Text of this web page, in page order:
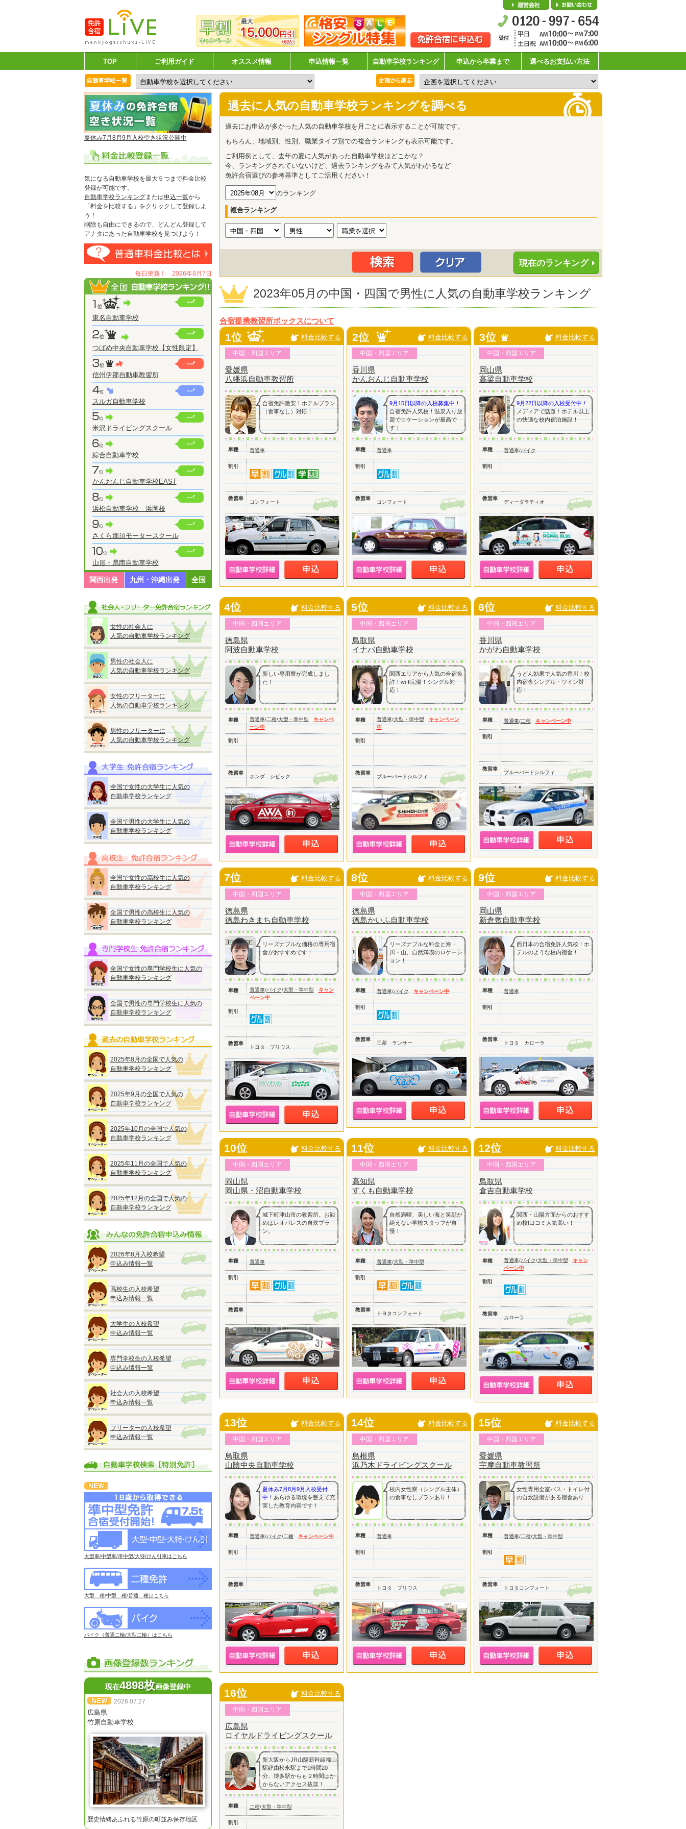
会社概要
TOP ご利用ガイド オススメ情報 申込情報一覧 自動車学校ランキング 申込から卒業まで 選べるお支払い方法
夏休み7月8月9月入校空き状況公開中
気になる自動車学校を最大５つまで料金比較
登録が可能です。
自動車学校ランキングまたは申込一覧から
「料金を比較する」をクリックして登録しよ
う！
削除も自由にできるので、どんどん登録して
アナタにあった自動車学校を見つけよう！
毎日更新！ 2026年8月7日
東名自動車学校
つばめ中央自動車学校【女性限定】
信州伊那自動車教習所
スルガ自動車学校
米沢ドライビングスクール
綜合自動車学校
かんおんじ自動車学校EAST
浜松自動車学校 浜岡校
さくら那須モータースクール
山形・県南自動車学校
関西出発 九州・沖縄出発 全国
女性の社会人に
人気の自動車学校ランキング
男性の社会人に
人気の自動車学校ランキング
女性のフリーターに
人気の自動車学校ランキング
男性のフリーターに
人気の自動車学校ランキング
全国で女性の大学生に人気の
自動車学校ランキング
全国で男性の大学生に人気の
自動車学校ランキング
全国で女性の高校生に人気の
自動車学校ランキング
全国で男性の高校生に人気の
自動車学校ランキング
全国で女性の専門学校生に人気の
自動車学校ランキング
全国で男性の専門学校生に人気の
自動車学校ランキング
2025年8月の全国で人気の
自動車学校ランキング
2025年9月の全国で人気の
自動車学校ランキング
2025年10月の全国で人気の
自動車学校ランキング
2025年11月の全国で人気の
自動車学校ランキング
2025年12月の全国で人気の
自動車学校ランキング
2026年8月入校希望
申込み情報一覧
高校生の入校希望
申込み情報一覧
大学生の入校希望
申込み情報一覧
専門学校生の入校希望
申込み情報一覧
社会人の入校希望
申込み情報一覧
フリーターの入校希望
申込み情報一覧
大型車/中型車/準中型/大特/けん引車はこちら
大型二種/中型二種/普通二種はこちら
バイク（普通二輪/大型二輪）はこちら
現在4898枚画像登録中
2026.07.27
広島県
竹原自動車学校
歴史情緒あふれる竹原の町並み保存地区
過去に人気の自動車学校ランキングを調べる
過去にお申込が多かった人気の自動車学校を月ごとに表示することが可能です。
もちろん、地域別、性別、職業タイプ別での複合ランキングも表示可能です。
ご利用例として、去年の夏に人気があった自動車学校はどこかな？
今、ランキングされていないけど、過去ランキングをみて人気がわかるなど
免許合宿選びの参考基準としてご活用ください！
のランキング
複合ランキング
現在のランキング
2023年05月の中国・四国で男性に人気の自動車学校ランキング
合宿提携教習所ボックスについて
1位 料金比較する
中国・四国エリア
愛媛県
八幡浜自動車教習所
合宿免許激安！ホテルプラン
（食事なし）対応！
車種 普通車
割引
教習車
コンフォート
2位 料金比較する
中国・四国エリア
香川県
かんおんじ自動車学校
9月15日以降の入校募集中！
合宿免許人気校！温泉入り放
題でロケーションが最高で
す！
車種 普通車
割引
教習車
コンフォート
3位 料金比較する
中国・四国エリア
岡山県
高梁自動車学校
9月22日以降の入校受付中！
メディアで話題！ホテル以上
の快適な校内宿泊施設！
車種 普通車/バイク
割引
教習車
ディーダラティオ
4位 料金比較する
中国・四国エリア
徳島県
阿波自動車学校
新しい専用寮が完成しまし
た！
車種 普通車/二種/大型・準中型
キャンペ
ーン中
割引
教習車
ホンダ シビック
5位 料金比較する
中国・四国エリア
鳥取県
イナバ自動車学校
関西エリアから人気の合宿免
許！wi-fi完備！シングル対
応！
車種 普通車/大型・準中型
キャンペーン
中
割引
教習車
ブルーバードシルフィ
6位 料金比較する
中国・四国エリア
香川県
かがわ自動車学校
うどん効果で人気の香川！校
内宿舎シングル・ツイン対
応！
車種 普通車/二種 キャンペーン中
割引
教習車
ブルーバードシルフィ
7位 料金比較する
中国・四国エリア
徳島県
徳島わきまち自動車学校
リーズナブルな価格の専用宿
舎がおすすめです！
車種 普通車/バイク/大型・準中型
キャン
ペーン中
割引
教習車
トヨタ プリウス
8位 料金比較する
中国・四国エリア
徳島県
徳島かいふ自動車学校
リーズナブルな料金と海・
川・山、自然満喫のロケーシ
ョン！
車種 普通車/バイク キャンペーン中
割引
教習車
三菱 ランサー
9位 料金比較する
中国・四国エリア
岡山県
新倉敷自動車学校
西日本の合宿免許人気校！ホ
テルのような校内宿舎！
車種 普通車
割引
教習車
トヨタ カローラ
10位 料金比較する
中国・四国エリア
岡山県
岡山県・沼自動車学校
城下町津山市の教習所。お勧
めはレオパレスの自炊プラ
ン。
車種 普通車
割引
教習車
11位 料金比較する
中国・四国エリア
高知県
すくも自動車学校
自然満喫、美しい海と笑顔が
絶えない学校スタッフが自
慢！
車種 普通車/大型・準中型
割引
教習車
トヨタコンフォート
12位 料金比較する
中国・四国エリア
鳥取県
倉吉自動車学校
関西・山陽方面からのおすす
め校!口コミ人気高い！
車種 普通車/バイク/大型・準中型
キャン
ペーン中
割引
教習車
カローラ
13位 料金比較する
中国・四国エリア
鳥取県
山陰中央自動車学校
夏休み7月8月9月入校受付
中！ あらゆる環境を整えて充
実した教育内容です！
車種 普通車/バイク/二種 キャンペーン中
割引
教習車
14位 料金比較する
中国・四国エリア
島根県
浜乃木ドライビングスクール
校内女性寮（シングル主体）
の食事なしプランあり！
車種 普通車
割引
教習車
トヨタ プリウス
15位 料金比較する
中国・四国エリア
愛媛県
宇摩自動車教習所
女性専用全室バス・トイレ付
の自炊設備がある宿舎あり
車種 普通車/二種/大型・準中型
割引
教習車
トヨタコンフォート
16位 料金比較する
中国・四国エリア
広島県
ロイヤルドライビングスクール
新大阪からJR山陽新幹線福山
駅経由松永駅まで1時間20
分。博多駅からも２時間はか
からないアクセス抜群！
車種 二種/大型・準中型
割引